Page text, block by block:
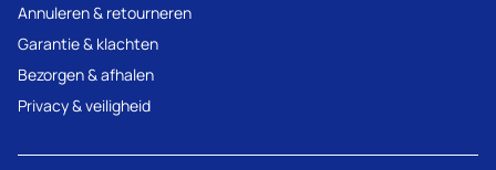
Annuleren & retourneren
Garantie & klachten
Bezorgen & afhalen
Privacy & veiligheid